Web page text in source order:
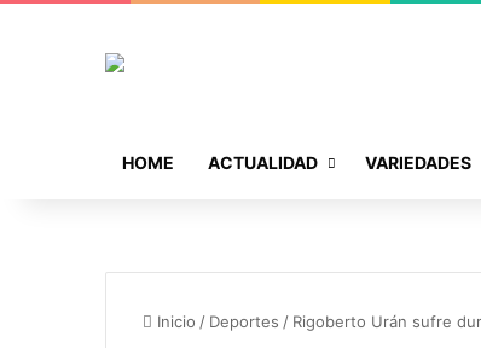
HOME ACTUALIDAD VARIEDADES
Inicio / Deportes / Rigoberto Urán sufre